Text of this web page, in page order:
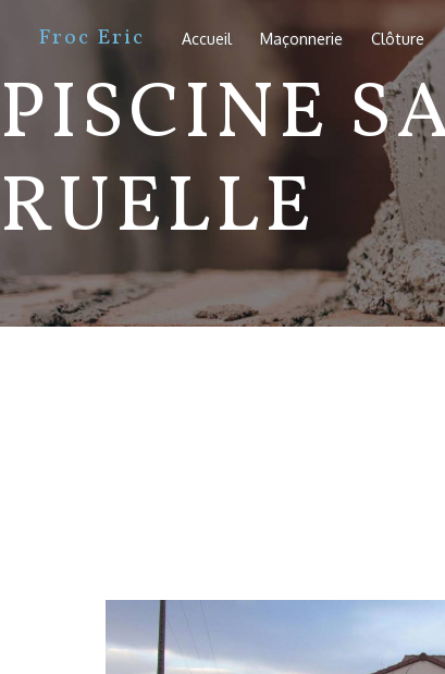
Froc Eric Accueil Maçonnerie Clôture
PISCINE
RUELLE